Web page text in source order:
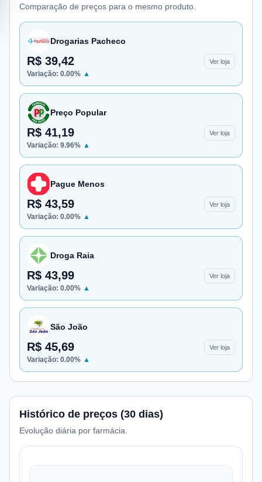
Comparação de preços para o mesmo produto.
Drogarias Pacheco
R$ 39,42 Ver loja
Variação: 0.00% ▲
Preço Popular
R$ 41,19 Ver loja
Variação: 9.96% ▲
Pague Menos
R$ 43,59 Ver loja
Variação: 0.00% ▲
Droga Raia
R$ 43,99 Ver loja
Variação: 0.00% ▲
São João
R$ 45,69 Ver loja
Variação: 0.00% ▲
Histórico de preços (30 dias)
Evolução diária por farmácia.